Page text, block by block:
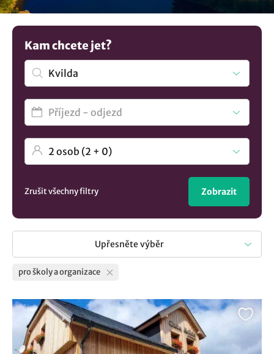
středisku. Ubytování se standardně nabízí s plnou penzí a
pitným režimem nebo případně s polopenzí. Máte jinou
představu? V nabídce máme více možností
lokalitě Kvilda..
Kam chcete jet?
Zrušit všechny filtry Zobrazit
Upřesněte výběr
pro školy a organizace